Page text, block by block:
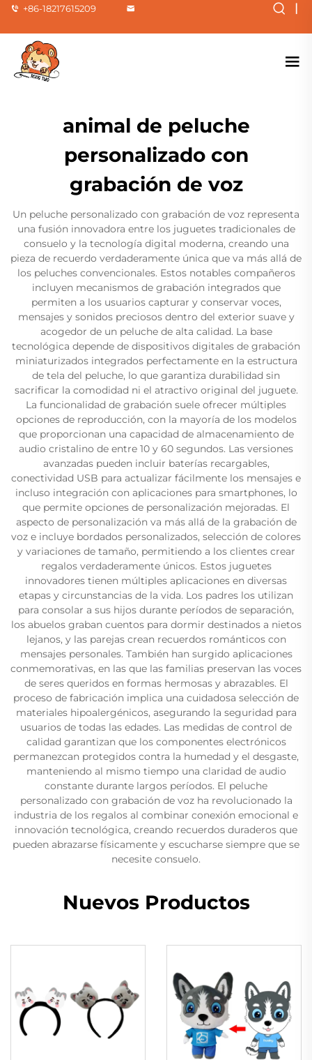
+86-18217615209 |
animal de peluche
personalizado con
grabación de voz
Un peluche personalizado con grabación de voz representa
una fusión innovadora entre los juguetes tradicionales de
consuelo y la tecnología digital moderna, creando una
pieza de recuerdo verdaderamente única que va más allá de
los peluches convencionales. Estos notables compañeros
incluyen mecanismos de grabación integrados que
permiten a los usuarios capturar y conservar voces,
mensajes y sonidos preciosos dentro del exterior suave y
acogedor de un peluche de alta calidad. La base
tecnológica depende de dispositivos digitales de grabación
miniaturizados integrados perfectamente en la estructura
de tela del peluche, lo que garantiza durabilidad sin
sacrificar la comodidad ni el atractivo original del juguete.
La funcionalidad de grabación suele ofrecer múltiples
opciones de reproducción, con la mayoría de los modelos
que proporcionan una capacidad de almacenamiento de
audio cristalino de entre 10 y 60 segundos. Las versiones
avanzadas pueden incluir baterías recargables,
conectividad USB para actualizar fácilmente los mensajes e
incluso integración con aplicaciones para smartphones, lo
que permite opciones de personalización mejoradas. El
aspecto de personalización va más allá de la grabación de
voz e incluye bordados personalizados, selección de colores
y variaciones de tamaño, permitiendo a los clientes crear
regalos verdaderamente únicos. Estos juguetes
innovadores tienen múltiples aplicaciones en diversas
etapas y circunstancias de la vida. Los padres los utilizan
para consolar a sus hijos durante períodos de separación,
los abuelos graban cuentos para dormir destinados a nietos
lejanos, y las parejas crean recuerdos románticos con
mensajes personales. También han surgido aplicaciones
conmemorativas, en las que las familias preservan las voces
de seres queridos en formas hermosas y abrazables. El
proceso de fabricación implica una cuidadosa selección de
materiales hipoalergénicos, asegurando la seguridad para
usuarios de todas las edades. Las medidas de control de
calidad garantizan que los componentes electrónicos
permanezcan protegidos contra la humedad y el desgaste,
manteniendo al mismo tiempo una claridad de audio
constante durante largos períodos. El peluche
personalizado con grabación de voz ha revolucionado la
industria de los regalos al combinar conexión emocional e
innovación tecnológica, creando recuerdos duraderos que
pueden abrazarse físicamente y escucharse siempre que se
necesite consuelo.
Nuevos Productos